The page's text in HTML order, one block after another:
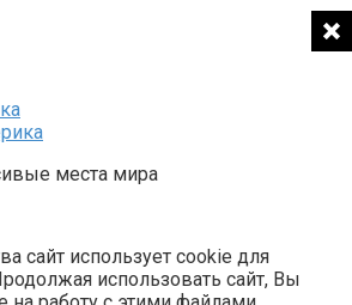
места мира
сайт использует cookie для
использовать сайт, Вы